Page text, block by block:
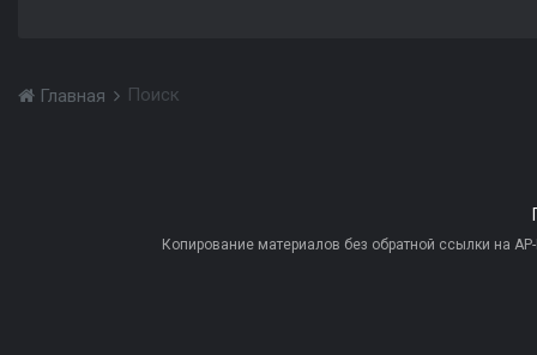
Главная Поиск
Копирование материалов без обратной ссылки на